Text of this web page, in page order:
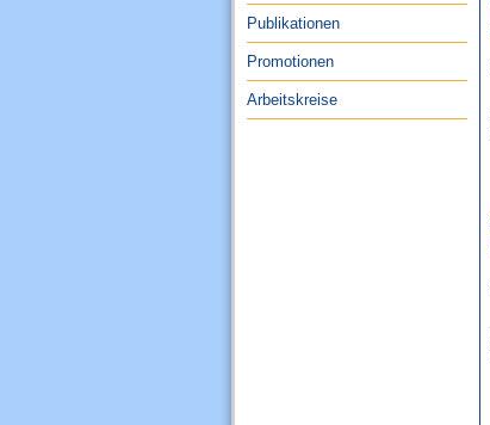
Publikationen
Promotionen
Arbeitskreise